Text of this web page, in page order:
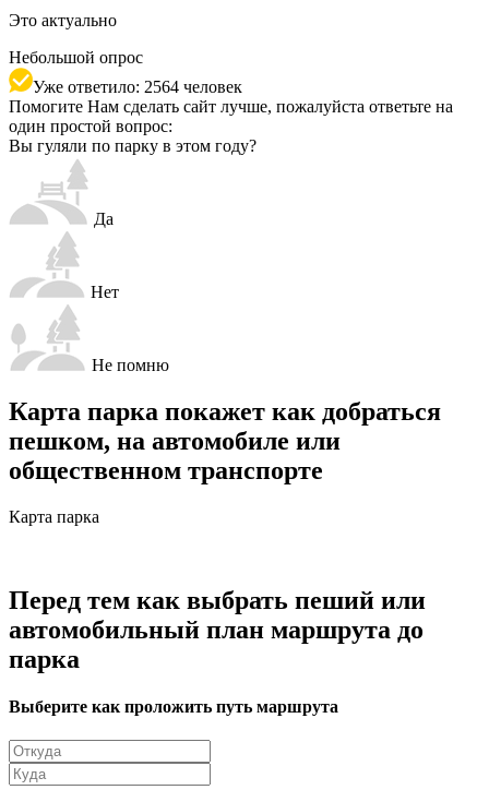
Это актуально
Небольшой опрос
Уже ответило: 2564 человек
Помогите Нам сделать сайт лучше, пожалуйста ответьте на
один простой вопрос:
Вы гуляли по парку в этом году?
Да
Нет
Не помню
Карта парка покажет как добраться
пешком, на автомобиле или
общественном транспорте
Карта парка
Перед тем как выбрать пеший или
автомобильный план маршрута до
парка
Выберите как проложить путь маршрута